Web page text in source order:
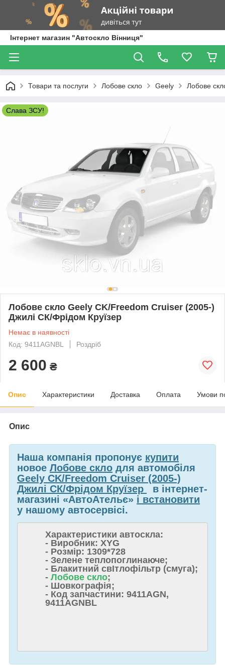
Інтернет магазин "Автоскло Вінниця"
Товари та послуги Лобове скло Geely Лобове
Слава ЗСУ!
Лобове скло Geely CK/Freedom Cruiser (2005-)
Джилі СК/Фрідом Круїзер
Немає в наявності
Код: 9411AGNBL
Роздріб
2 600 ₴
Опис Характеристики Доставка Оплата Умови
Опис
Наша компанія пропонує купити
новое Лобове скло для автомобіля
Geely CK/Freedom Cruiser (2005-)
Джилі СК/Фрідом Круїзер
в інтернет-
магазині «АвтоАтельє» і встановити
у нашому автосервісі.
Характеристики автоскла:
- Виробник: XYG
- Розмір: 1309*728
- Зелене теплопоглинаюче;
- Блакитний свІтлофільтр (смуга);
- Лобове скло;
- Шовкографія;
- Код запчастини: 9411AGN,
9411AGNBL